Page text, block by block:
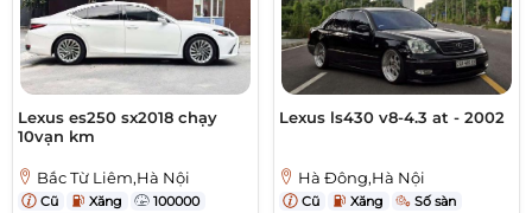
Lexus es250 sx2018 chạy
10vạn km
Bắc Từ Liêm,Hà Nội
Cũ Xăng
100000
Lexus ls430 v8-4.3 at - 2002
Hà Đông,Hà Nội
Cũ Xăng Số sàn